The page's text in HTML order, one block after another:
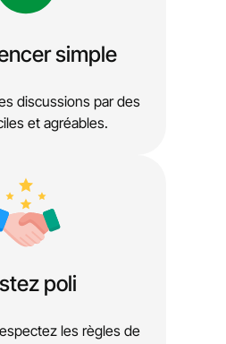
simple
discussions par des
et agréables.
poli
les règles de